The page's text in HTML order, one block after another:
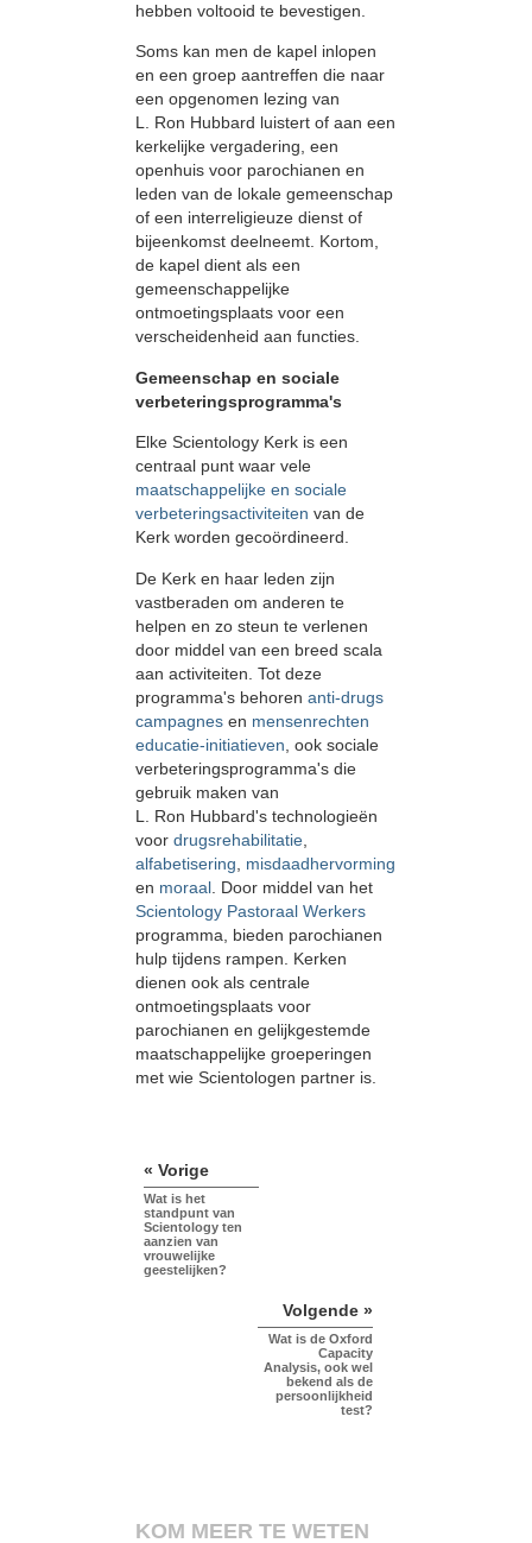
hebben voltooid te bevestigen.
Soms kan men de kapel inlopen
en een groep aantreffen die naar
een opgenomen lezing van
L. Ron Hubbard luistert of aan een
kerkelijke vergadering, een
openhuis voor parochianen en
leden van de lokale gemeenschap
of een interreligieuze dienst of
bijeenkomst deelneemt. Kortom,
de kapel dient als een
gemeenschappelijke
ontmoetingsplaats voor een
verscheidenheid aan functies.
Gemeenschap en sociale
verbeteringsprogramma's
Elke Scientology Kerk is een
centraal punt waar vele
maatschappelijke en sociale
verbeteringsactiviteiten van de
Kerk worden gecoördineerd.
De Kerk en haar leden zijn
vastberaden om anderen te
helpen en zo steun te verlenen
door middel van een breed scala
aan activiteiten. Tot deze
programma's behoren anti-drugs
campagnes en mensenrechten
educatie-initiatieven , ook sociale
verbeteringsprogramma's die
gebruik maken van
L. Ron Hubbard's technologieën
voor drugsrehabilitatie
alfabetisering
misdaadhervorming
en moraal . Door middel van het
Scientology Pastoraal Werkers
programma, bieden parochianen
hulp tijdens rampen. Kerken
dienen ook als centrale
ontmoetingsplaats voor
parochianen en gelijkgestemde
maatschappelijke groeperingen
met wie Scientologen partner is.
« Vorige
Wat is het
standpunt van
Scientology ten
aanzien van
vrouwelijke
geestelijken?
Volgende »
Wat is de Oxford
Capacity
Analysis, ook wel
bekend als de
persoonlijkheid
test?
KOM MEER TE WETEN